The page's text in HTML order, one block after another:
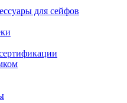
для сейфов